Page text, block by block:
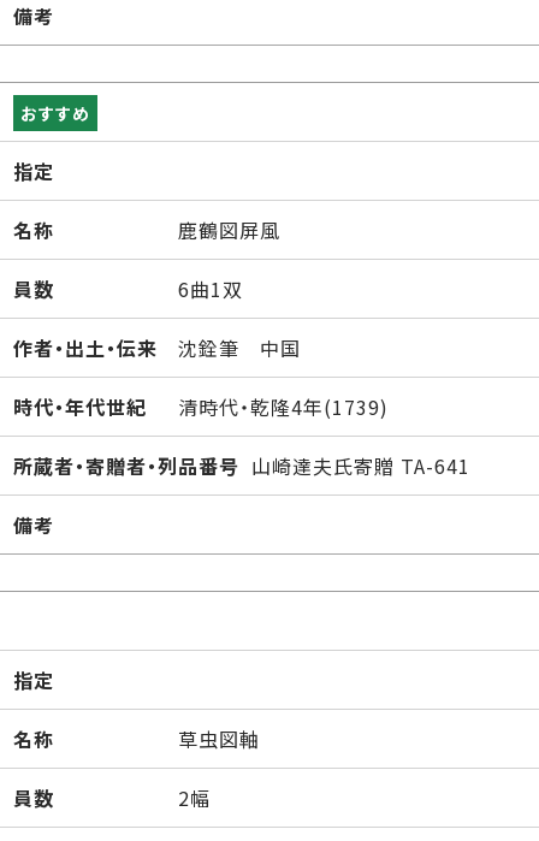
備考
おすすめ
指定
名称 鹿鶴図屏風
員数 6曲1双
作者・出土・伝来 沈銓筆 中国
時代・年代世紀 清時代・乾隆4年(1739)
所蔵者・寄贈者・列品番号 山崎達夫氏寄贈 TA-641
備考
指定
名称 草虫図軸
員数 2幅